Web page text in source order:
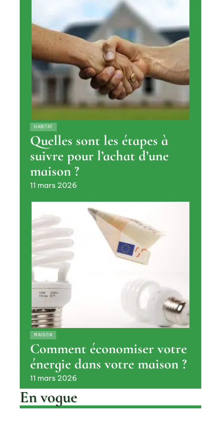
HABITAT
Quelles sont les étapes à
suivre pour l’achat d’une
maison ?
11 mars 2026
MAISON
Comment économiser votre
énergie dans votre maison ?
11 mars 2026
En vogue